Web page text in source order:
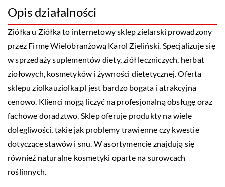
Opis działalności
Ziółka u Ziółka to internetowy sklep zielarski prowadzony
przez Firmę Wielobranżową Karol Zieliński. Specjalizuje się
w sprzedaży suplementów diety, ziół leczniczych, herbat
ziołowych, kosmetyków i żywności dietetycznej. Oferta
sklepu ziolkauziolka.pl jest bardzo bogata i atrakcyjna
cenowo. Klienci mogą liczyć na profesjonalną obsługę oraz
fachowe doradztwo. Sklep oferuje produkty na wiele
dolegliwości, takie jak problemy trawienne czy kwestie
dotyczące stawów i snu. W asortymencie znajdują się
również naturalne kosmetyki oparte na surowcach
roślinnych.